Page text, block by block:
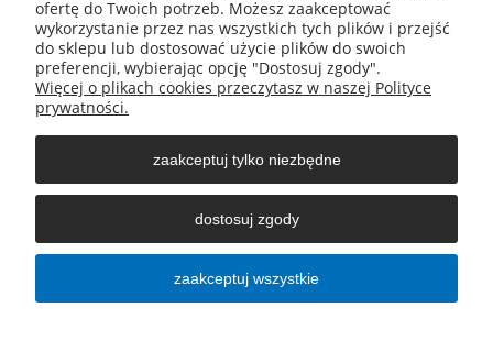
Moje konto
Płatności i dostawa
Informacje
O nas
ofertę do Twoich potrzeb. Możesz zaakceptować
wykorzystanie przez nas wszystkich tych plików i przejść
do sklepu lub dostosować użycie plików do swoich
preferencji, wybierając opcję "Dostosuj zgody".
Więcej o plikach cookies przeczytasz w naszej Polityce
prywatności.
zaakceptuj tylko niezbędne
dostosuj zgody
zaakceptuj wszystkie